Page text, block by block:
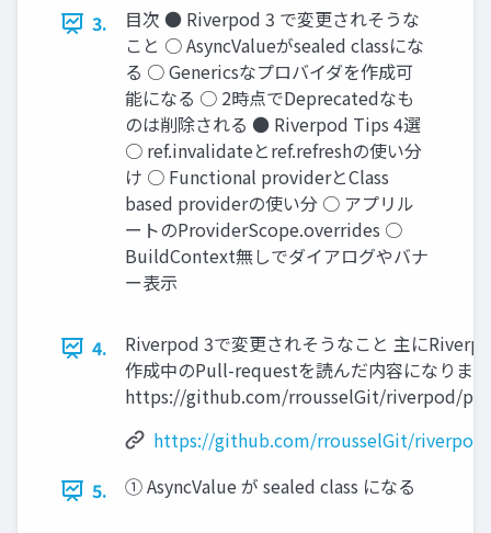
3.
目次 ● Riverpod 3 で変更されそうな
こと ○ AsyncValueがsealed classにな
る ○ Genericsなプロバイダを作成可
能になる ○ 2時点でDeprecatedなも
のは削除される ● Riverpod Tips 4選
○ ref.invalidateとref.refreshの使い分
け ○ Functional providerとClass
based providerの使い分 ○ アプリル
ートのProviderScope.overrides ○
BuildContext無しでダイアログやバナ
ー表示
4.
Riverpod 3で変更されそうなこと 主に
作成中のPull-requestを読んだ内容になりま
https://github.com/rrousselGit/riverpod/
https://github.com/rrousselGit/
5.
① AsyncValue が sealed class になる